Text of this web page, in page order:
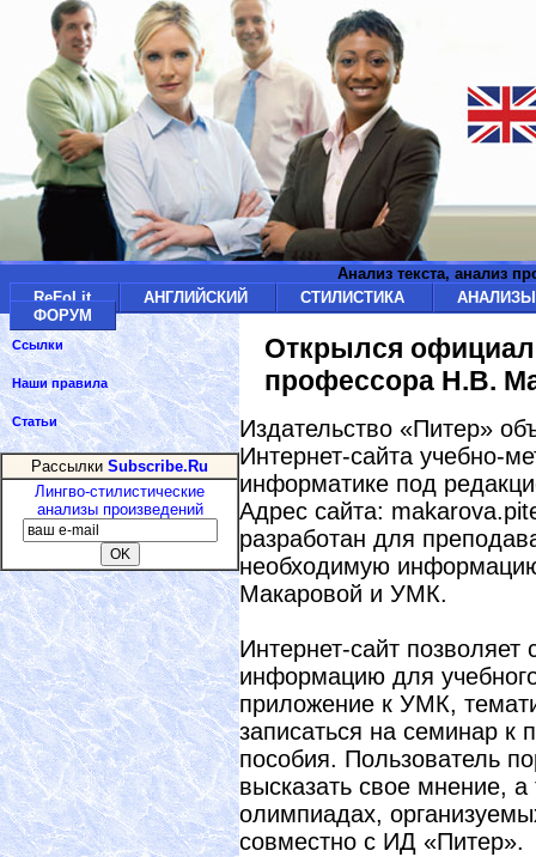
Анализ текста, анализ
ReFoLit
АНГЛИЙСКИЙ СТИЛИСТИКА
ФОРУМ
Открылся
профессора Н.В.
Издательство «Питер»
Интернет-сайта учебно-
информатике под
Адрес сайта:
разработан для
необходимую
Макаровой и УМК.
Интернет-сайт
информацию для
приложение к УМК,
записаться на семинар к
пособия. Пользователь
высказать свое мнение, а
олимпиадах,
совместно с ИД «Питер».
Ссылки
Наши правила
Статьи
Рассылки Subscribe.Ru
Лингво-стилистические
анализы произведений